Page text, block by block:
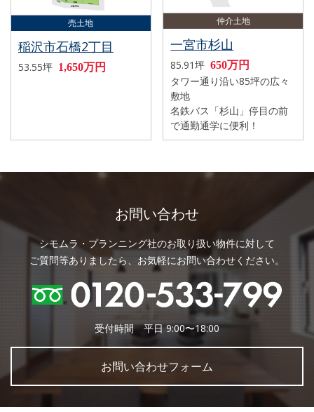
売土地
稲沢市石橋2丁目
53.55坪 1,650万円
仲介土地
一宮市杉山
85.91坪 650万円
タワー通り沿い85坪の広々
敷地
名鉄バス「杉山」停目の前
で通勤通学に便利！
お問い合わせ
シモムラ・プランニング社のお取り扱い物件に対して
ご質問等ありましたら、お気軽にお問い合わせください。
受付時間 平日 9:00〜18:00
お問い合わせフォーム